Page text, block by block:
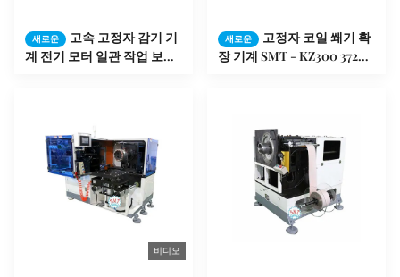
새로운
고속 고정자 감기 기
계 전기 모터 일관 작업 보장
새로운
고정자 코일 쐐기 확
장 기계 SMT - KZ300 3726 x
비디오